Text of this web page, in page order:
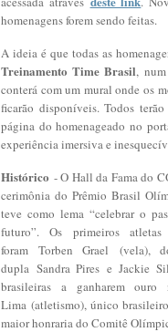
homenagens forem sendo feitas.
A ideia é que todas as
Treinamento Time Brasil,
conterá com um mural onde os
ficarão disponíveis. Todos
página do homenageado no
experiência imersiva e
Histórico - O Hall da Fama do
cerimônia do Prêmio Brasil
teve como lema “celebrar o
futuro”. Os primeiros
foram Torben Grael (vela),
dupla Sandra Pires e Jackie
brasileiras a ganharem
Lima (atletismo), único
maior honraria do Comitê